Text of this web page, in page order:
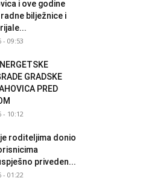
i ove godine
bilježnice i
- 09:53
GRADSKE
PRED
- 10:12
roditeljima donio
priveden...
- 01:22